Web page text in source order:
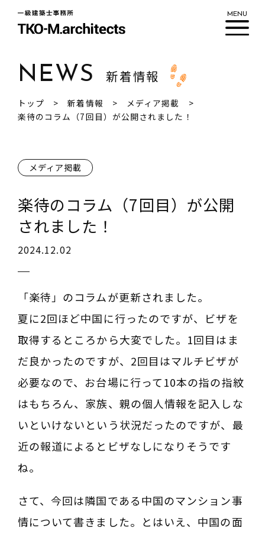
MENU
NEWS 新着情報
トップ 新着情報
メディア掲載
楽待のコラム（7回目）が公開されました！
メディア掲載
楽待のコラム（7回目）が公開
されました！
2024.12.02
「楽待」のコラムが更新されました。
夏に2回ほど中国に行ったのですが、ビザを
取得するところから大変でした。1回目はま
だ良かったのですが、2回目はマルチビザが
必要なので、お台場に行って10本の指の指紋
はもちろん、家族、親の個人情報を記入しな
いといけないという状況だったのですが、最
近の報道によるとビザなしになりそうです
ね。
さて、今回は隣国である中国のマンション事
情について書きました。とはいえ、中国の面
私たちについて
ワークフロー
新着情報
お問い合わせフォーム
TEL 03-3363-6130
TEL03-3363-6130